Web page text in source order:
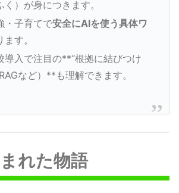
く）が身につきます。
・子育てで安全にAIを使う具体ワ
す。
導入で注目の**“根拠に結びつけ
など）**も理解できます。
れた物語